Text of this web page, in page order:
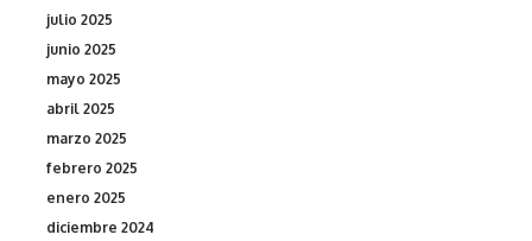
julio 2025
junio 2025
mayo 2025
abril 2025
marzo 2025
febrero 2025
enero 2025
diciembre 2024